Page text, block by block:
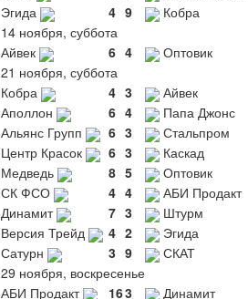
Эгида
4 9 Кобра
14 ноября, суббота
Айвек
6 4 Оптовик
21 ноября, суббота
Кобра
4 3 Айвек
Аполлон
6 4 Папа Джонс
Альянс Групп
6 3 Стальпром
Центр Красок
6 3 Каскад
Медведь
8 5 Оптовик
СК ФСО
4 4 АБИ Продакт
Динамит
7 3 Штурм
Версия Трейд
4 2 Эгида
Сатурн
3 9 СКАТ
29 ноября, воскресенье
АБИ Продакт
163 Динамит